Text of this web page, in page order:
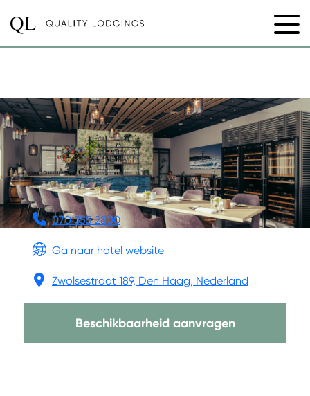
070 355 2800
Ga naar hotel website
Zwolsestraat 189, Den Haag, Nederland
Beschikbaarheid aanvragen